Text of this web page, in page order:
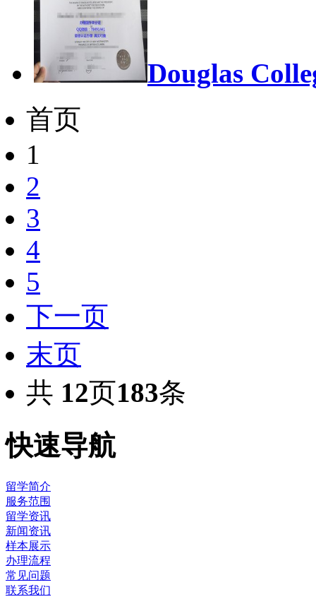
Douglas
首页
1
2
3
4
5
下一页
末页
共 12页183条
快速导航
留学简介
服务范围
留学资讯
新闻资讯
样本展示
办理流程
常见问题
联系我们